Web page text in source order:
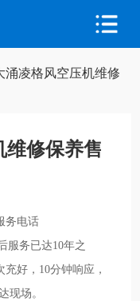
涌凌格风空压机维修
维修保养售
务电话
服务已达10年之
好，10分钟响应，
现场。